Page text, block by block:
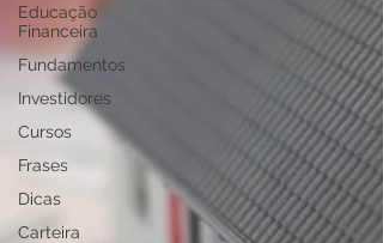
Educação
Financeira
Fundamentos
Investidores
Cursos
Frases
Dicas
Carteira